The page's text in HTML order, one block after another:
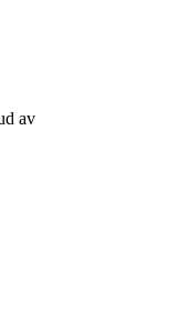
av